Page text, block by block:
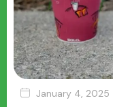
January 4, 2025